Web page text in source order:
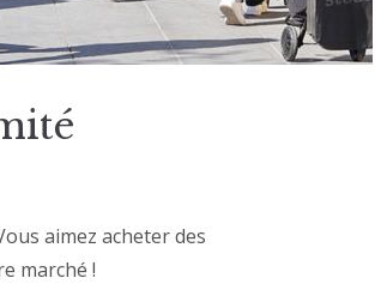
aimez acheter des
marché !